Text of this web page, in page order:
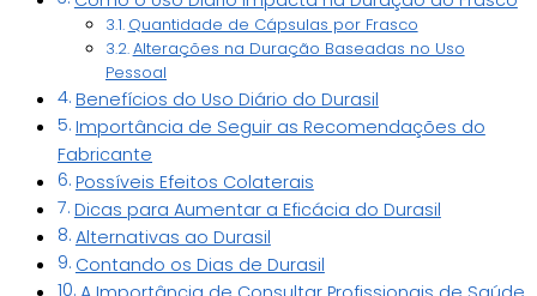
Quantidade de Cápsulas por Frasco
Alterações na Duração Baseadas no Uso
Pessoal
Benefícios do Uso Diário do Durasil
Importância de Seguir as Recomendações do
Fabricante
Possíveis Efeitos Colaterais
Dicas para Aumentar a Eficácia do Durasil
Alternativas ao Durasil
Contando os Dias de Durasil